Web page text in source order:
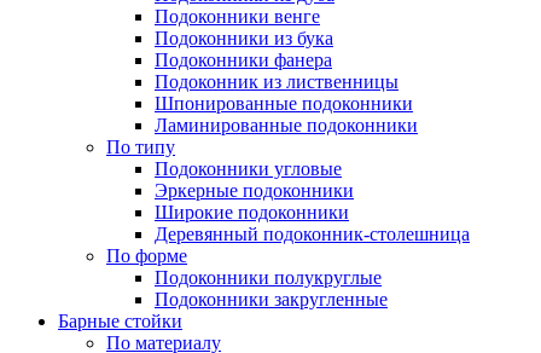
Подоконники венге
Подоконники из бука
Подоконники фанера
Подоконник из лиственницы
Шпонированные подоконники
Ламинированные подоконники
По типу
Подоконники угловые
Эркерные подоконники
Широкие подоконники
Деревянный подоконник-столешница
По форме
Подоконники полукруглые
Подоконники закругленные
Барные стойки
По материалу